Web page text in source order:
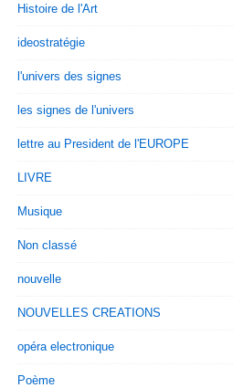
Histoire de l'Art
ideostratégie
l'univers des signes
les signes de l'univers
lettre au President de l'EUROPE
LIVRE
Musique
Non classé
nouvelle
NOUVELLES CREATIONS
opéra electronique
Poème